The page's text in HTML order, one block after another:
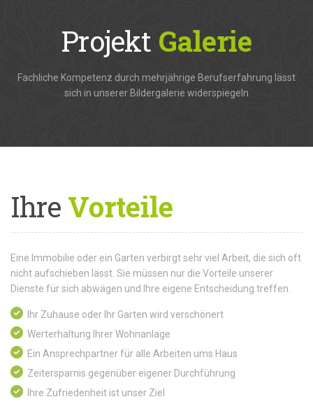
Projekt Galerie
Fachliche Kompetenz durch mehrjährige Berufserfahrung lässt
sich in unserer Bildergalerie widerspiegeln
IhreVorteile
Eine Immobilie oder ein Garten verbirgt sehr viel Arbeit, die sich oft
nicht aufschieben lässt. Sie müssen nur die Vorteile unserer
Dienste für sich abwägen und Ihre eigene Entscheidung treffen.
Ihr Zuhause oder Ihr Garten wird verschönert
Werterhaltung Ihrer Wohnanlage
Ein Ansprechpartner für alle Arbeiten ums Haus
Zeitersparnis gegenüber eigener Durchführung
Ihre Zufriedenheit ist unser Ziel